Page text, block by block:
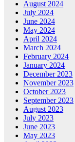
August 2024
July 2024
June 2024
May 2024
April 2024
March 2024
February 2024
January 2024
December 2023
November 2023
October 2023
September 2023
August 2023
July 2023
June 2023
May 2023